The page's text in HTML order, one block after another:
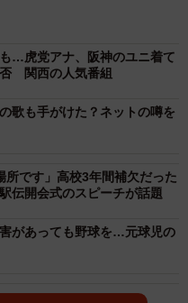
…虎党アナ、阪神のユニ着て
関西の人気番組
歌も手がけた？ネットの噂を
所です」高校3年間補欠だった
伝開会式のスピーチが話題
があっても野球を…元球児の